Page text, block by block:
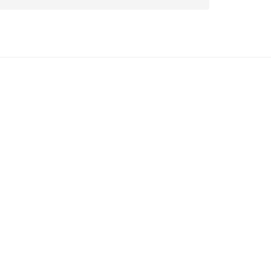
trh sólo spracované vína z tokajských odrôd
technológiami, vrátane riadenej